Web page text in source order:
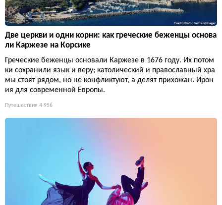
Две церкви и одни корни: как греческие беженцы основа
ли Каржезе на Корсике
Греческие беженцы основали Каржезе в 1676 году. Их потом
ки сохранили язык и веру; католический и православный хра
мы стоят рядом, но не конфликтуют, а делят прихожан. Ирон
ия для современной Европы.
Путешествия 4 956